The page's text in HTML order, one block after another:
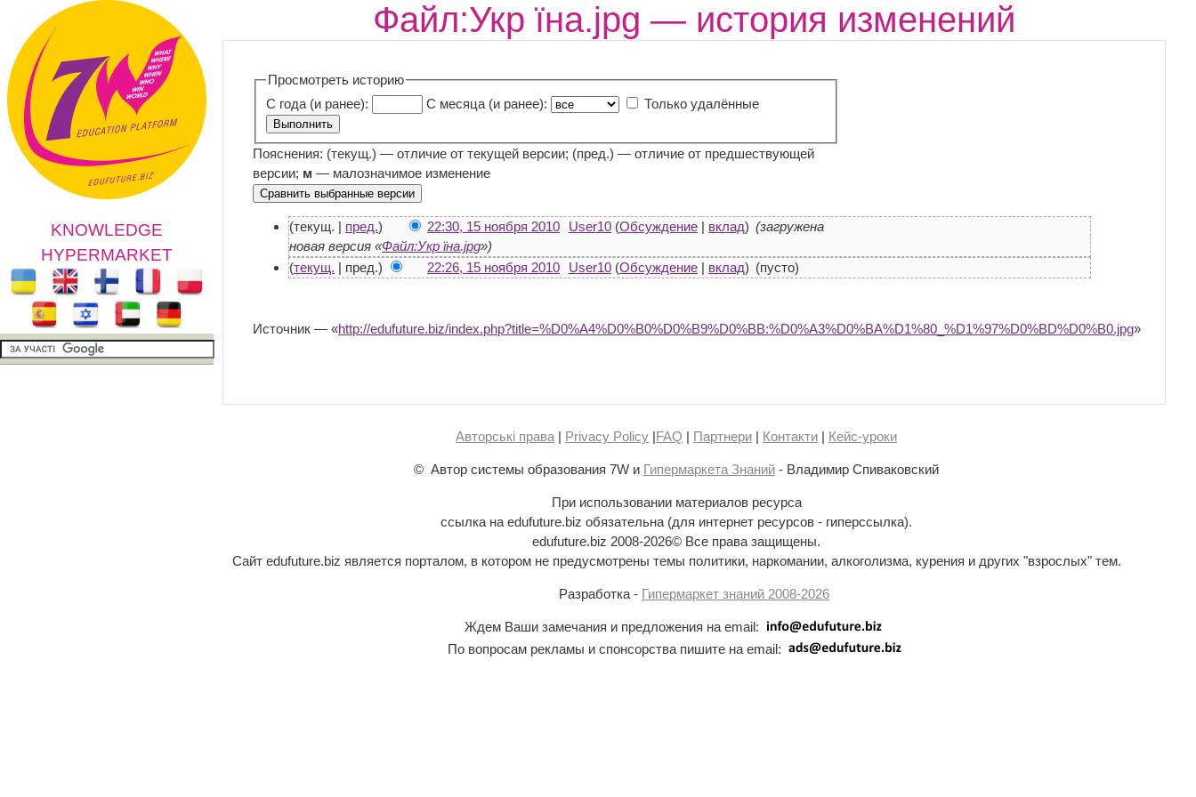
KNOWLEDGE
HYPERMARKET
Файл:Укр їна.jpg — история изменений
Просмотреть историю
С года (и ранее):
С месяца (и ранее): Только удалённые
Пояснения: (текущ.) — отличие от текущей версии; (пред.) — отличие от предшествующей
версии; м — малозначимое изменение
(текущ. | пред.) 22:30, 15 ноября 2010 User10 (Обсуждение | вклад) (загружена
новая версия «Файл:Укр їна.jpg»)
(текущ. | пред.) 22:26, 15 ноября 2010 User10 (Обсуждение | вклад) (пусто)
Источник — «http://edufuture.biz/index.php?title=%D0%A4%D0%B0%D0%B9%D0%BB:%D0%A3%D0%BA%D1%80_%D1%97%D0%BD%D0%B0.jpg»
Авторські права | Privacy Policy |FAQ | Партнери | Контакти | Кейс-уроки
© Автор системы образования 7W и Гипермаркета Знаний - Владимир Спиваковский
При использовании материалов ресурса
ссылка на edufuture.biz обязательна (для интернет ресурсов - гиперссылка).
edufuture.biz 2008-2026© Все права защищены.
Сайт edufuture.biz является порталом, в котором не предусмотрены темы политики, наркомании, алкоголизма, курения и других "взрослых" тем.
Разработка - Гипермаркет знаний 2008-2026
Ждем Ваши замечания и предложения на email:
По вопросам рекламы и спонсорства пишите на email: